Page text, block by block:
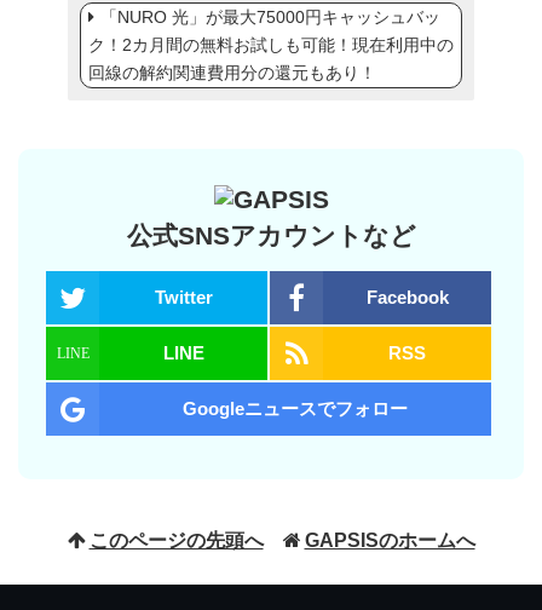
「NURO 光」が最大75000円キャッシュバッ
ク！2カ月間の無料お試しも可能！現在利用中の
回線の解約関連費用分の還元もあり！
公式SNSアカウントなど
Twitter Facebook
LINE RSS
Googleニュースでフォロー
このページの先頭へ GAPSISのホームへ